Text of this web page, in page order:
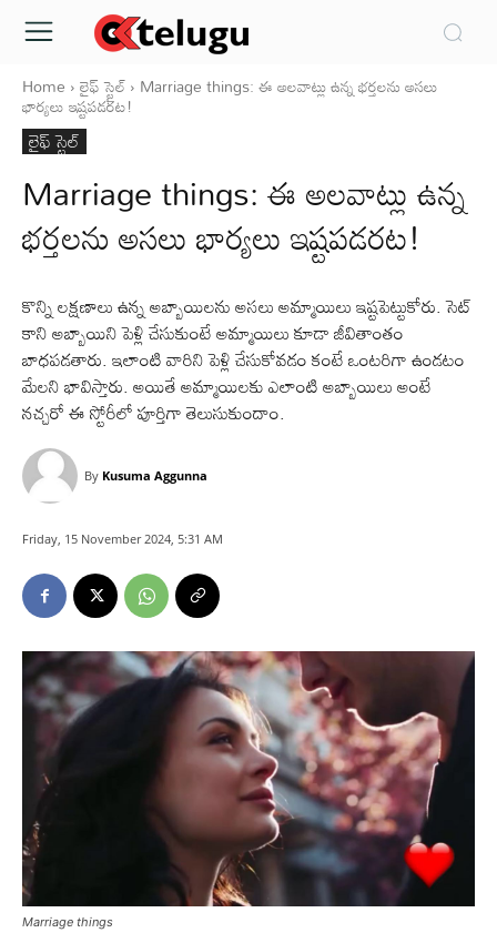
Home లైఫ్ స్టైల్ Marriage things: ఈ అలవాట్లు ఉన్న భర్తలను అసలు
భార్యలు ఇష్టపడరట!
లైఫ్ స్టైల్
Marriage things: ఈ అలవాట్లు ఉన్న
భర్తలను అసలు భార్యలు ఇష్టపడరట!
కొన్ని లక్షణాలు ఉన్న అబ్బాయిలను అసలు అమ్మాయిలు ఇష్టపెట్టుకోరు. సెట్
కాని అబ్బాయిని పెళ్లి చేసుకుంటే అమ్మాయిలు కూడా జీవితాంతం
బాధపడతారు. ఇలాంటి వారిని పెళ్లి చేసుకోవడం కంటే ఒంటరిగా ఉండటం
మేలని భావిస్తారు. అయితే అమ్మాయిలకు ఎలాంటి అబ్బాయిలు అంటే
నచ్చరో ఈ స్టోరీలో పూర్తిగా తెలుసుకుందాం.
By Kusuma Aggunna
Friday, 15 November 2024, 5:31 AM
Marriage things